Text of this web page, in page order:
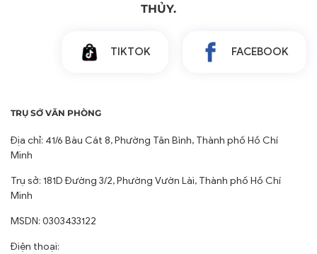
THỦY.
TIKTOK FACEBOOK
TRỤ SỞ VĂN PHÒNG
Địa chỉ: 41/6 Bàu Cát 8, Phường Tân Bình, Thành phố Hồ Chí
Minh
Trụ sở: 181D Đường 3/2, Phường Vườn Lài, Thành phố Hồ Chí
Minh
MSDN: 0303433122
Điện thoại: